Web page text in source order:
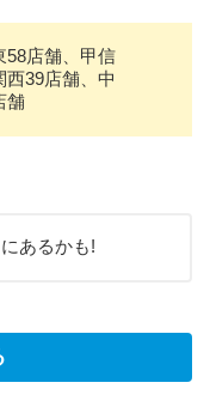
58店舗、甲信
西39店舗、中
舗
あるかも!